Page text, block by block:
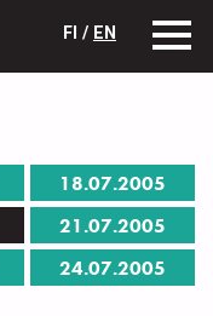
FI / EN
18.07.2005
21.07.2005
24.07.2005